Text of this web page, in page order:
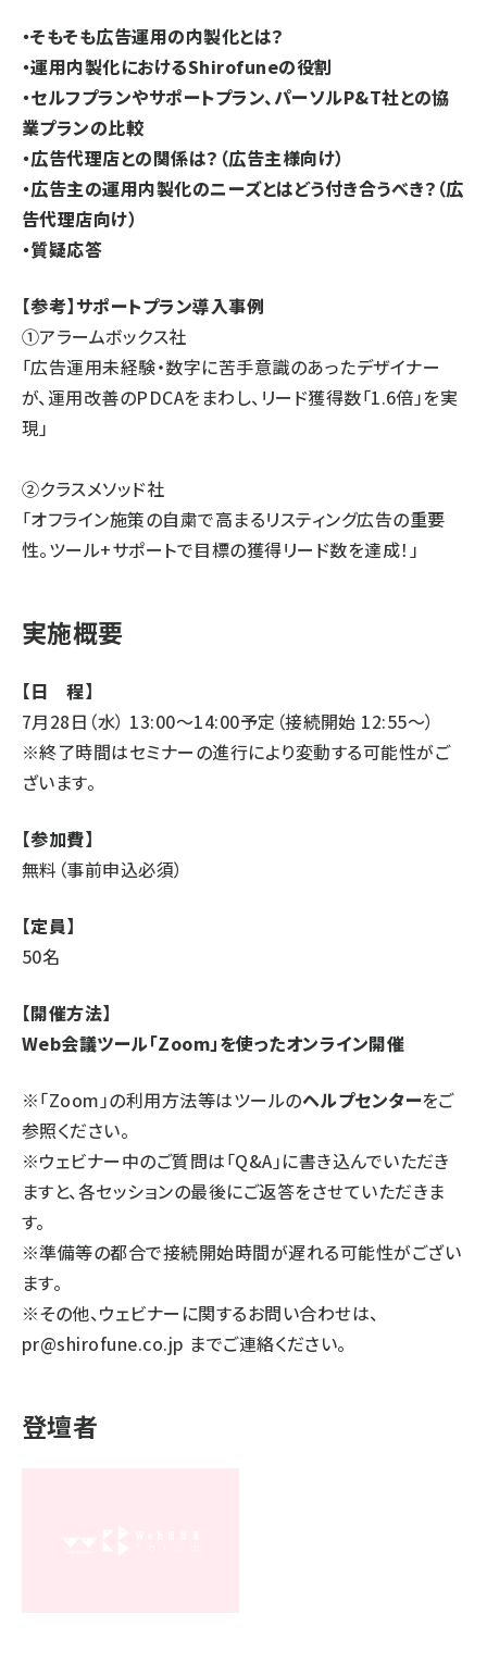
・そもそも広告運用の内製化とは？
・運用内製化におけるShirofuneの役割
・セルフプランやサポートプラン、パーソルP&T社との協
業プランの比較
・広告代理店との関係は？（広告主様向け）
・広告主の運用内製化のニーズとはどう付き合うべき？（広
告代理店向け）
・質疑応答
【参考】サポートプラン導入事例
①アラームボックス社
「広告運用未経験・数字に苦手意識のあったデザイナー
が、運用改善のPDCAをまわし、リード獲得数「1.6倍」を実
現」
②クラスメソッド社
「オフライン施策の自粛で高まるリスティング広告の重要
性。ツール+サポートで目標の獲得リード数を達成！」
実施概要
【日 程】
7月28日（水） 13:00〜14:00予定（接続開始 12:55〜）
※終了時間はセミナーの進行により変動する可能性がご
ざいます。
【参加費】
無料（事前申込必須）
【定員】
50名
【開催方法】
Web会議ツール「Zoom」を使ったオンライン開催
※「Zoom」の利用方法等はツールのヘルプセンターをご
参照ください。
※ウェビナー中のご質問は「Q&A」に書き込んでいただき
ますと、各セッションの最後にご返答をさせていただきま
す。
※準備等の都合で接続開始時間が遅れる可能性がござい
ます。
※その他、ウェビナーに関するお問い合わせは、
pr@shirofune.co.jp までご連絡ください。
登壇者